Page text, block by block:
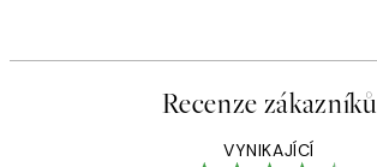
Recenze zákazníků
VYNIKAJÍCÍ